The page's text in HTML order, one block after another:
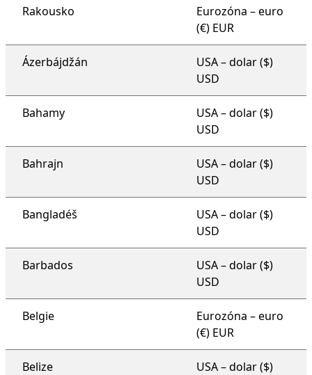
Rakousko
Eurozóna – euro
(€) EUR
Ázerbájdžán
USA – dolar ($)
USD
Bahamy
USA – dolar ($)
USD
Bahrajn
USA – dolar ($)
USD
Bangladéš
USA – dolar ($)
USD
Barbados
USA – dolar ($)
USD
Belgie
Eurozóna – euro
(€) EUR
Belize
USA – dolar ($)